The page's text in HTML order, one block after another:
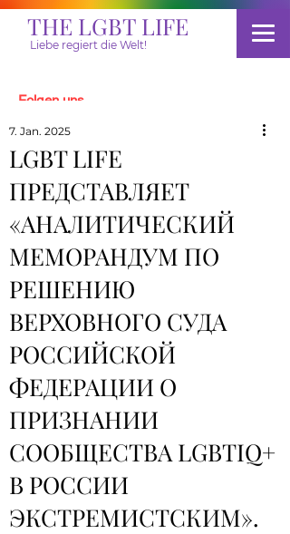
THE LGBT LIFE
Liebe regiert die Welt!
Folgen uns
Spenden
LGBT LIFE
ПРЕДСТАВЛЯЕТ
«АНАЛИТИЧЕСКИЙ
МЕМОРАНДУМ ПО
РЕШЕНИЮ
ВЕРХОВНОГО СУДА
РОССИЙСКОЙ
ФЕДЕРАЦИИ О
ПРИЗНАНИИ
СООБЩЕСТВА LGBTIQ+
В РОССИИ
ЭКСТРЕМИСТСКИМ».
7. Jan. 2025